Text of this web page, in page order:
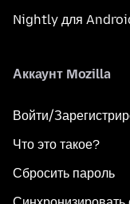
Nightly для
Аккаунт Mozilla
Войти/
Что это такое?
Сбросить пароль